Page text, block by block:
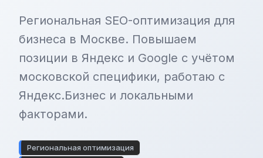
Региональная SEO-оптимизация для
бизнеса в Москве. Повышаем
позиции в Яндекс и Google с учётом
московской специфики, работаю с
Яндекс.Бизнес и локальными
факторами.
Региональная оптимизация